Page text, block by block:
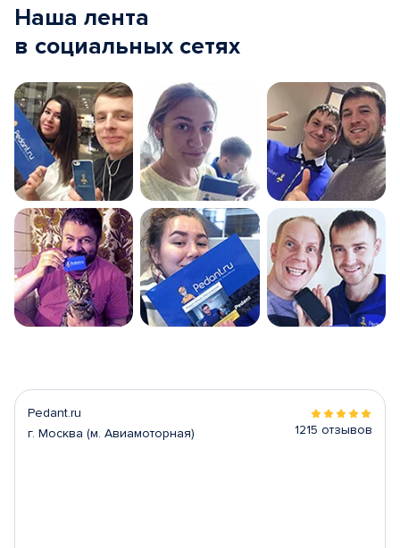
Наша лента
в социальных сетях
Pedant.ru
г. Москва (м. Авиамоторная)
1215 отзывов